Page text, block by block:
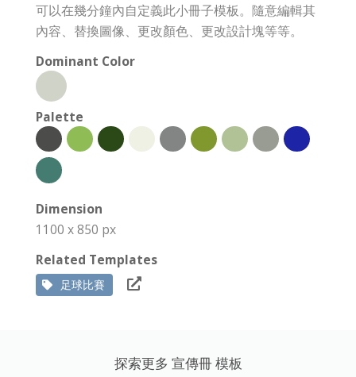
可以在幾分鐘內自定義此小冊子模板。隨意編輯其
內容、替換圖像、更改顏色、更改設計塊等等。
Dominant Color
Palette
Dimension
1100 x 850 px
Related Templates
足球比賽
探索更多 宣傳冊 模板